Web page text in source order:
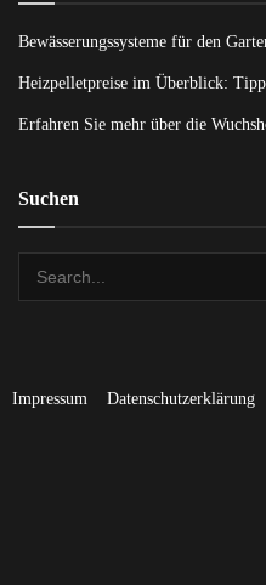
Bewässerungssysteme für den
Heizpelletpreise im Überblick:
Erfahren Sie mehr über die
Suchen
Impressum Datenschutzerklärung